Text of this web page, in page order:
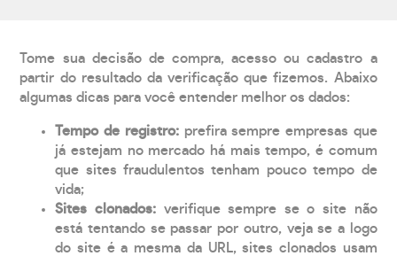
Tome sua decisão de compra, acesso ou cadastro a
partir do resultado da verificação que fizemos. Abaixo
algumas dicas para você entender melhor os dados:
Tempo de registro: prefira sempre empresas que
já estejam no mercado há mais tempo, é comum
que sites fraudulentos tenham pouco tempo de
vida;
Sites clonados: verifique sempre se o site não
está tentando se passar por outro, veja se a logo
do site é a mesma da URL, sites clonados usam